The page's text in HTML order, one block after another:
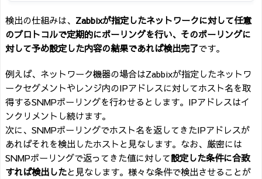
検出の仕組みは、 Zabbixが指定したネットワークに対して任意
のプロトコルで定期的にポーリングを行い、そのポーリングに
対して予め設定した内容の結果であれば検出完了です。
例えば、ネットワーク機器の場合はZabbixが指定したネットワ
ークセグメントやレンジ内のIPアドレスに対してホスト名を取
得するSNMPポーリングを行わせるとします。IPアドレスはイ
ンクリメントし続けます。
次に、SNMPポーリングでホスト名を返してきたIPアドレスが
あればそれを検出したホストと見なします。なお、厳密には
SNMPポーリングで返ってきた値に対して設定した条件に合致
すれば検出したと見なします。様々な条件で検出させることが